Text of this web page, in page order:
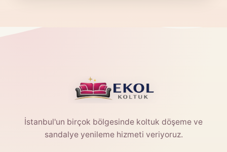
İstanbul'un birçok bölgesinde koltuk döşeme ve
sandalye yenileme hizmeti veriyoruz.